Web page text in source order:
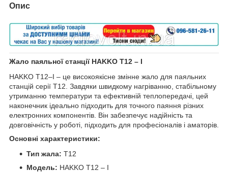
Опис
Жало паяльної станції HAKKO T12 – I
HAKKO T12–I – це високоякісне змінне жало для паяльних
станцій серії T12. Завдяки швидкому нагріванню, стабільному
утриманню температури та ефективній теплопередачі, цей
наконечник ідеально підходить для точного паяння різних
електронних компонентів. Він забезпечує надійність та
довговічність у роботі, підходить для професіоналів і аматорів.
Основні характеристики:
Тип жала: T12
Модель: HAKKO T12 – I